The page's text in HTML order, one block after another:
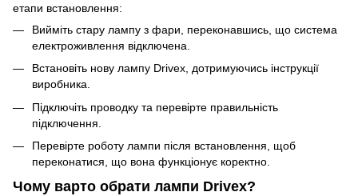
етапи встановлення:
Вийміть стару лампу з фари, переконавшись, що система
електроживлення відключена.
Встановіть нову лампу Drivex, дотримуючись інструкції
виробника.
Підключіть проводку та перевірте правильність
підключення.
Перевірте роботу лампи після встановлення, щоб
переконатися, що вона функціонує коректно.
Чому варто обрати лампи Drivex?